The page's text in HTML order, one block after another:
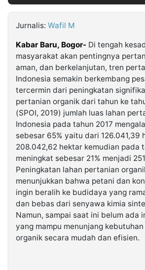
Kabarbaru.co
2026
Kabarbaru
Media
Holding
Jurnalis: Wafil M
Kabar Baru, Bogor- Di tengah
masyarakat akan pentingnya
aman, dan berkelanjutan, tren
Indonesia semakin berkembang
tercermin dari peningkatan
pertanian organik dari tahun ke
(SPOI, 2019) jumlah luas lahan
Indonesia pada tahun 2017
sebesar 65% yaitu dari 126.041,39
208.042,62 hektar kemudian pada
meningkat sebesar 21% menjadi
Peningkatan lahan pertanian
menunjukkan bahwa petani dan
ingin beralih ke budidaya yang
dan bebas dari senyawa kimia
Namun, sampai saat ini belum ada
yang mampu menunjang
organik secara mudah dan efisien.